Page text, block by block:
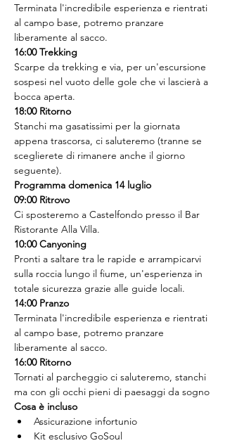
Terminata l'incredibile esperienza e rientrati
al campo base, potremo pranzare
liberamente al sacco.
16:00 Trekking
Scarpe da trekking e via, per un'escursione
sospesi nel vuoto delle gole che vi lascierà a
bocca aperta.
18:00 Ritorno
Stanchi ma gasatissimi per la giornata
appena trascorsa, ci saluteremo (tranne se
sceglierete di rimanere anche il giorno
seguente).
Programma domenica 14 luglio
09:00 Ritrovo
Ci sposteremo a Castelfondo presso il Bar
Ristorante Alla Villa.
10:00 Canyoning
Pronti a saltare tra le rapide e arrampicarvi
sulla roccia lungo il fiume, un'esperienza in
totale sicurezza grazie alle guide locali.
14:00 Pranzo
Terminata l'incredibile esperienza e rientrati
al campo base, potremo pranzare
liberamente al sacco.
16:00 Ritorno
Tornati al parcheggio ci saluteremo, stanchi
ma con gli occhi pieni di paesaggi da sogno
Cosa è incluso
Assicurazione infortunio
Kit esclusivo GoSoul